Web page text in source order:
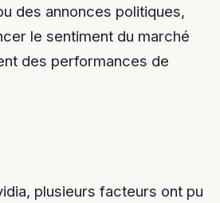
des annonces politiques,
le sentiment du marché
des performances de
plusieurs facteurs ont pu